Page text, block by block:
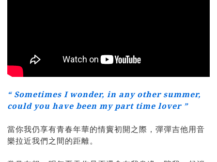
“ Sometimes I wonder, in any other summer,
could you have been my part time lover ”
當你我仍享有青春年華的情竇初開之際，彈彈吉他用音
樂拉近我們之間的距離。